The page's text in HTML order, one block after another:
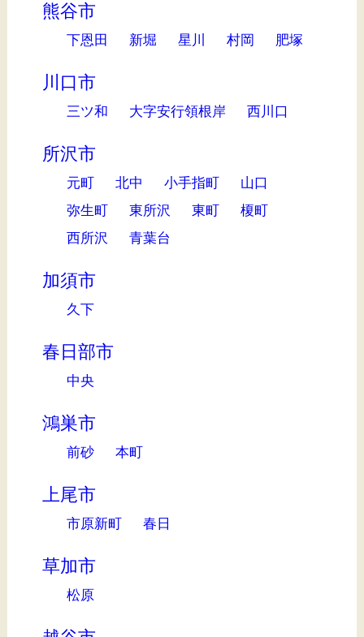
熊谷市
下恩田 新堀 星川 村岡 肥塚
川口市
三ツ和 大字安行領根岸 西川口
所沢市
元町 北中 小手指町
山口
弥生町
東所沢 東町
榎町
西所沢
青葉台
加須市
久下
春日部市
中央
鴻巣市
前砂 本町
上尾市
市原新町 春日
草加市
松原